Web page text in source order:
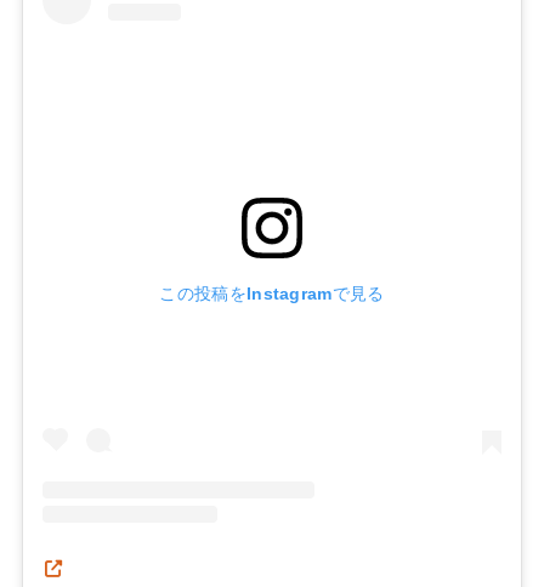
この投稿をInstagramで見る